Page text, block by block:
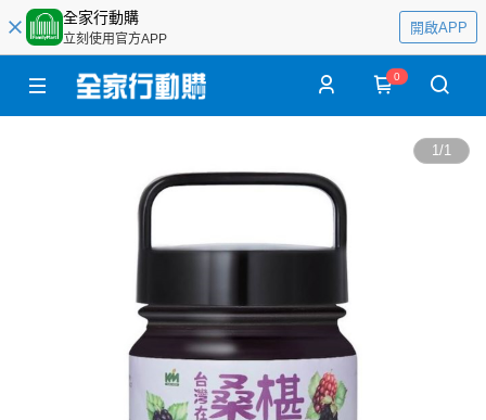
全家行動購
立刻使用官方APP
開啟APP
0
1/1